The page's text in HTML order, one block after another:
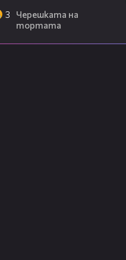
3
Черешката на
тортата